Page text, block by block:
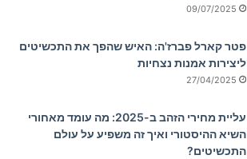
09/07/2025
פטר קארל פברז'ה: האיש שהפך את התכשיטים
ליצירות אמנות נצחיות
27/04/2025
עליית מחירי הזהב ב-2025: מה עומד מאחורי
השיא ההיסטורי ואיך זה משפיע על עולם
התכשיטים?